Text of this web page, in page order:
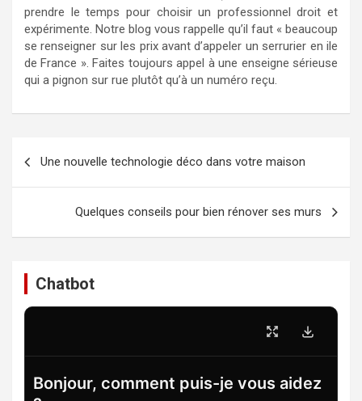
prendre le temps pour choisir un professionnel droit et
expérimente. Notre blog vous rappelle qu’il faut « beaucoup
se renseigner sur les prix avant d’appeler un serrurier en ile
de France ». Faites toujours appel à une enseigne sérieuse
qui a pignon sur rue plutôt qu’à un numéro reçu.
l’article
Une nouvelle technologie déco dans votre maison
Quelques conseils pour bien rénover ses murs
Chatbot
Bonjour, comment puis-je vous aidez